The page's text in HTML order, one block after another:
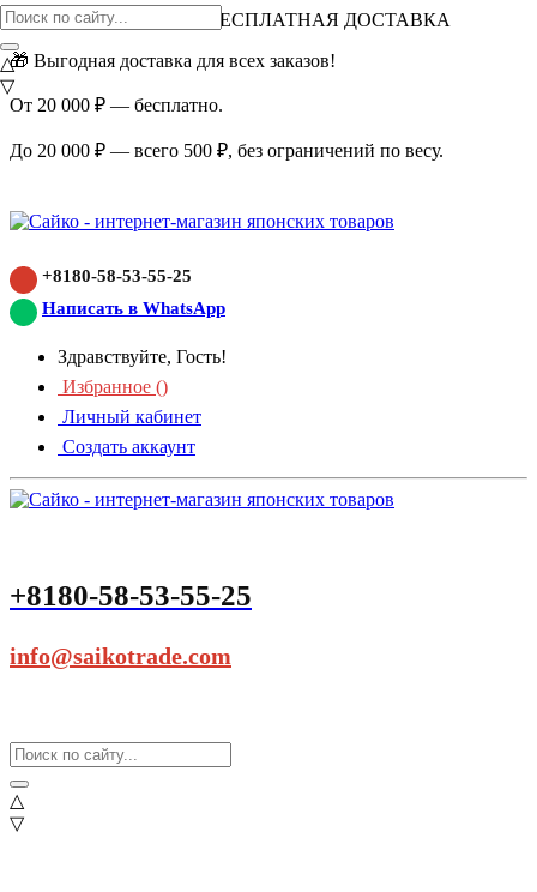
ВНИМАНИЕ АКЦИЯ!
БЕСПЛАТНАЯ ДОСТАВКА
🎁 Выгодная доставка для всех заказов!
От 20 000 ₽ — бесплатно.
До 20 000 ₽ — всего 500 ₽, без ограничений по весу.
+8180-58-53-55-25
Написать в WhatsApp
Здравствуйте, Гость!
Избранное ()
Личный кабинет
Создать аккаунт
+8180-58-53-55-25
info@saikotrade.com
△
▽
△
▽